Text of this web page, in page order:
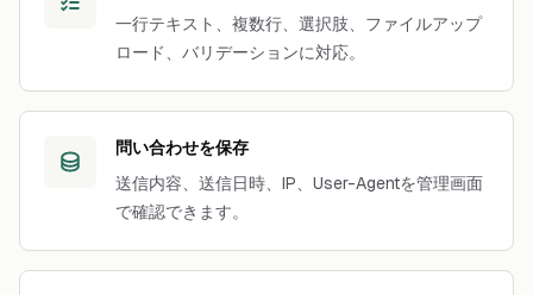
一行テキスト、複数行、選択肢、ファイルアップ
ロード、バリデーションに対応。
問い合わせを保存
送信内容、送信日時、IP、User-Agentを管理画面
で確認できます。